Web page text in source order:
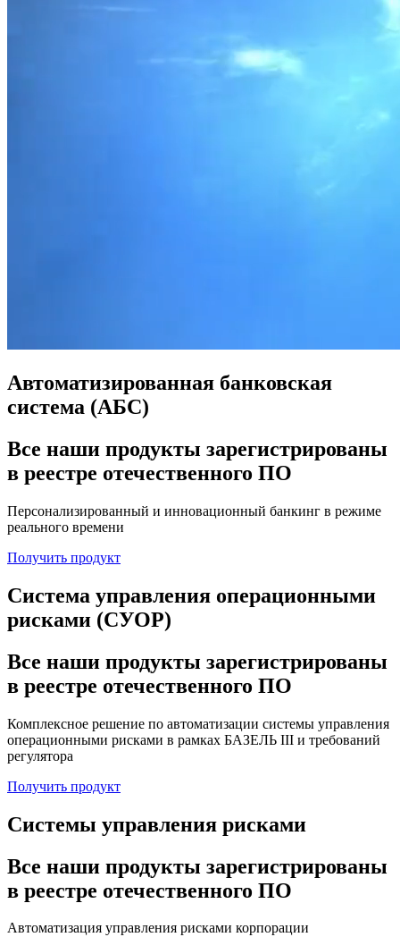
Автоматизированная банковская
система (АБС)
Все наши продукты зарегистрированы
в реестре отечественного ПО
Персонализированный и инновационный банкинг в режиме
реального времени
Получить продукт
Система управления операционными
рисками (СУОР)
Все наши продукты зарегистрированы
в реестре отечественного ПО
Комплексное решение по автоматизации системы управления
операционными рисками в рамках БАЗЕЛЬ III и требований
регулятора
Получить продукт
Системы управления рисками
Все наши продукты зарегистрированы
в реестре отечественного ПО
Автоматизация управления рисками корпорации